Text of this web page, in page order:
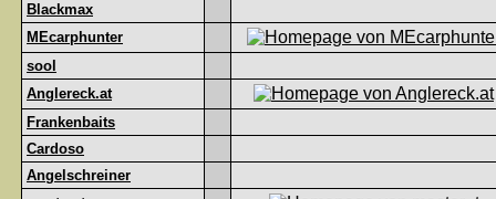
Blackmax
MEcarphunter
sool
Anglereck.at
Frankenbaits
Cardoso
Angelschreiner